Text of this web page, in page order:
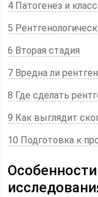
4 Патогенез и
5
6 Вторая стадия
7 Вредна ли
8 Где сделать
9 Как выглядит
10 Подготовка к